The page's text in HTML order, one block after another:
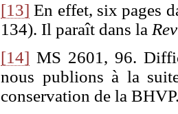
[13] En effet, six pages
134). Il paraît dans la
[14] MS 2601, 96.
nous publions à la
conservation de la